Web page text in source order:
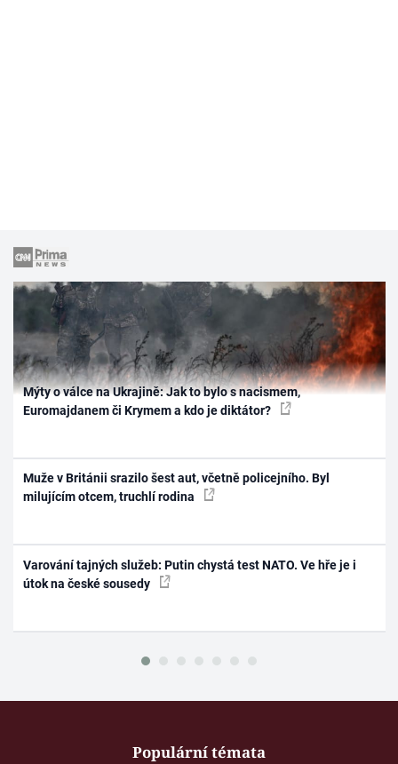
Mýty o válce na Ukrajině: Jak to bylo s nacismem,
Euromajdanem či Krymem a kdo je diktátor?
Muže v Británii srazilo šest aut, včetně policejního. Byl
milujícím otcem, truchlí rodina
Varování tajných služeb: Putin chystá test NATO. Ve hře je i
útok na české sousedy
Populární témata